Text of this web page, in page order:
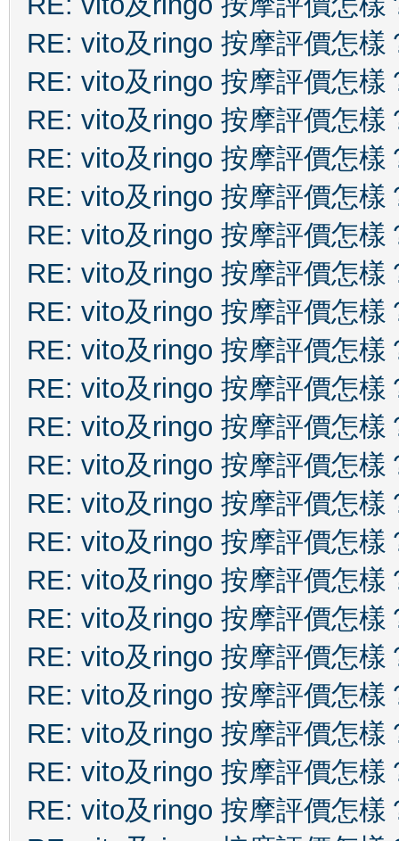
RE: vito及ringo 按摩評價怎樣
RE: vito及ringo 按摩評價怎樣
RE: vito及ringo 按摩評價怎樣
RE: vito及ringo 按摩評價怎樣
RE: vito及ringo 按摩評價怎樣
RE: vito及ringo 按摩評價怎樣
RE: vito及ringo 按摩評價怎樣
RE: vito及ringo 按摩評價怎樣
RE: vito及ringo 按摩評價怎樣
RE: vito及ringo 按摩評價怎樣
RE: vito及ringo 按摩評價怎樣
RE: vito及ringo 按摩評價怎樣
RE: vito及ringo 按摩評價怎樣
RE: vito及ringo 按摩評價怎樣
RE: vito及ringo 按摩評價怎樣
RE: vito及ringo 按摩評價怎樣
RE: vito及ringo 按摩評價怎樣
RE: vito及ringo 按摩評價怎樣
RE: vito及ringo 按摩評價怎樣
RE: vito及ringo 按摩評價怎樣
RE: vito及ringo 按摩評價怎樣